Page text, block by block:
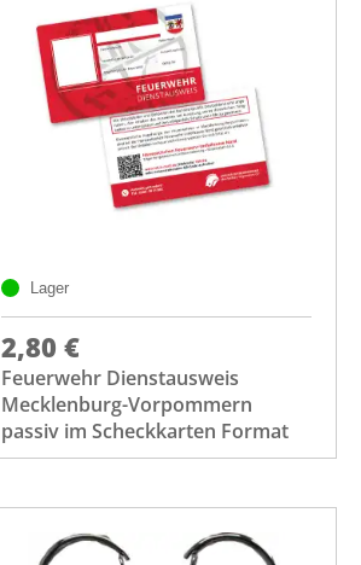
Lager
2,80 €
Feuerwehr Dienstausweis
Mecklenburg-Vorpommern
passiv im Scheckkarten Format